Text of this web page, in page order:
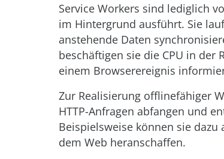
Service Workers sind lediglich
im Hintergrund ausführt. Sie
anstehende Daten
beschäftigen sie die CPU in der
einem Browserereignis
Zur Realisierung offlinefähiger
HTTP-Anfragen abfangen und
Beispielsweise können sie
dem Web heranschaffen.